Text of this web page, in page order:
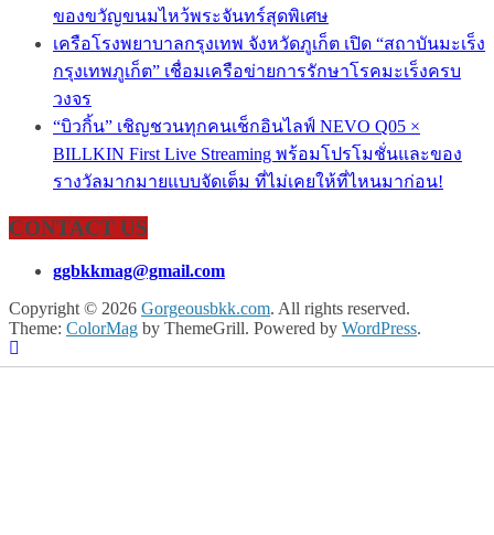
ของขวัญขนมไหว้พระจันทร์สุดพิเศษ
เครือโรงพยาบาลกรุงเทพ จังหวัดภูเก็ต เปิด “สถาบันมะเร็ง
กรุงเทพภูเก็ต” เชื่อมเครือข่ายการรักษาโรคมะเร็งครบ
วงจร
“บิวกิ้น” เชิญชวนทุกคนเช็กอินไลฟ์ NEVO Q05 ×
BILLKIN First Live Streaming พร้อมโปรโมชั่นและของ
รางวัลมากมายแบบจัดเต็ม ที่ไม่เคยให้ที่ไหนมาก่อน!
CONTACT US
ggbkkmag@gmail.com
Copyright © 2026 Gorgeousbkk.com. All rights reserved.
Theme: ColorMag by ThemeGrill. Powered by WordPress.